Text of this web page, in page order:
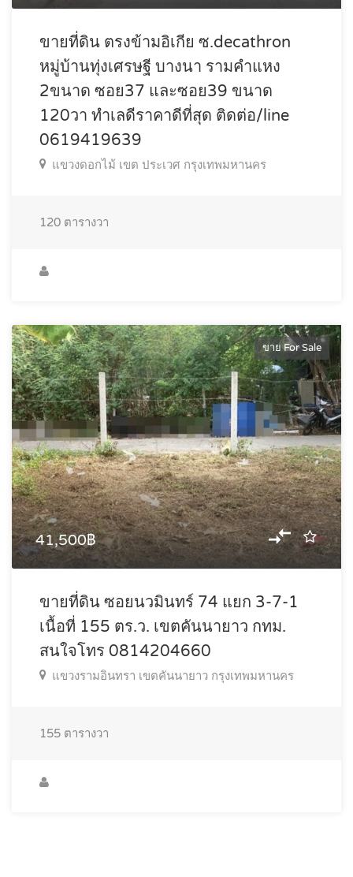
ขายที่ดิน ตรงข้ามอิเกีย ซ.decathron
หมู่บ้านทุ่งเศรษฐี บางนา รามคำแหง
2ขนาด ซอย37 และซอย39 ขนาด
120วา ทำเลดีราคาดีที่สุด ติดต่อ/line
0619419639
แขวงดอกไม้ เขต ประเวศ กรุงเทพมหานคร
120 ตารางวา
ขาย For Sale
41,500฿
ขายที่ดิน ซอยนวมินทร์ 74 แยก 3-7-1
เนื้อที่ 155 ตร.ว. เขตคันนายาว กทม.
สนใจโทร 0814204660
แขวงรามอินทรา เขตคันนายาว กรุงเทพมหานคร
155 ตารางวา